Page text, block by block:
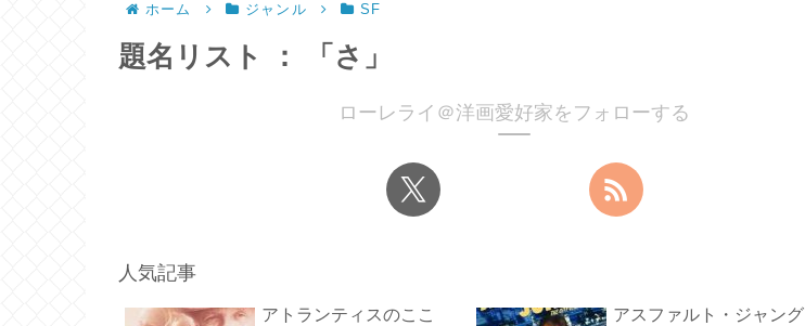
ホーム ジャンル SF
題名リスト ： 「さ」
ローレライ＠洋画愛好家をフォローする
人気記事
アトランティスのここ
アスファルト・ジャング